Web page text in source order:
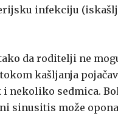
infekciju
da roditelji ne
kašljanja
nekoliko sedmica.
sinusitis može